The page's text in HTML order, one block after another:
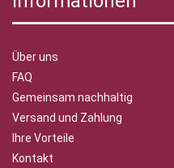
Über uns
FAQ
Gemeinsam nachhaltig
Versand und Zahlung
Ihre Vorteile
Kontakt